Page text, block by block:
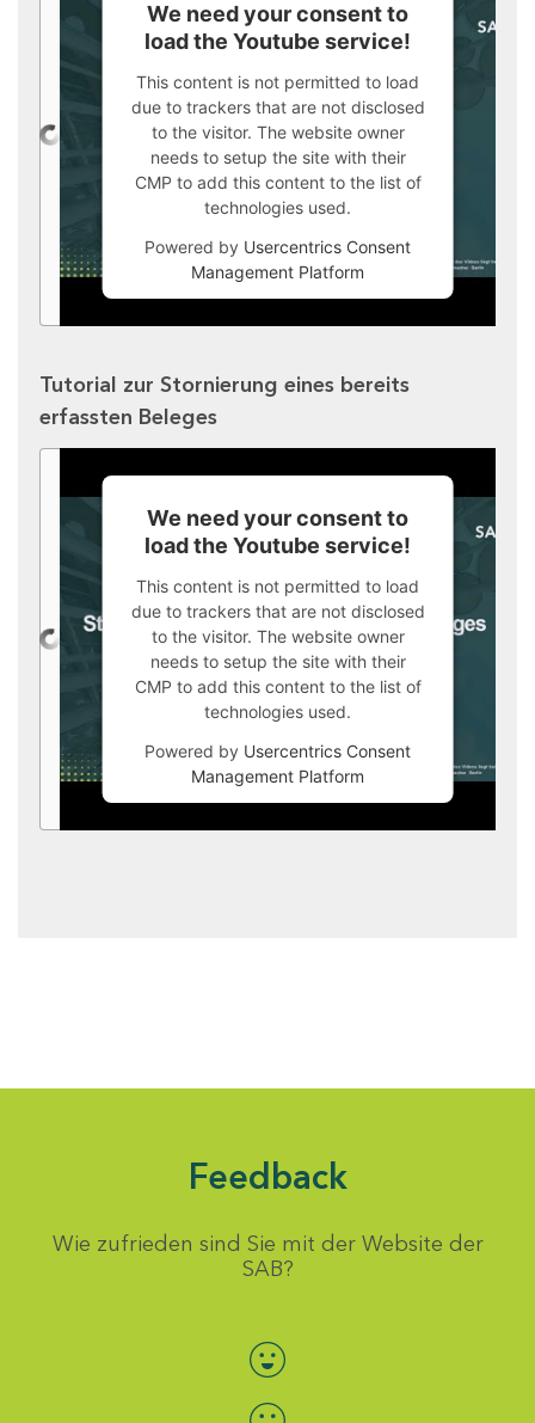
We need your consent to
load the Youtube service!
This content is not permitted to load
due to trackers that are not disclosed
to the visitor. The website owner
needs to setup the site with their
CMP to add this content to the list of
technologies used.
Powered by Usercentrics Consent
Management Platform
Tutorial zur Stornierung eines bereits
erfassten Beleges
We need your consent to
load the Youtube service!
This content is not permitted to load
due to trackers that are not disclosed
to the visitor. The website owner
needs to setup the site with their
CMP to add this content to the list of
technologies used.
Powered by Usercentrics Consent
Management Platform
Feedback
Wie zufrieden sind Sie mit der Website der
SAB?
Bewertung auswählen